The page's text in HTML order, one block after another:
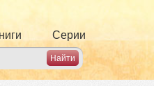
Серии